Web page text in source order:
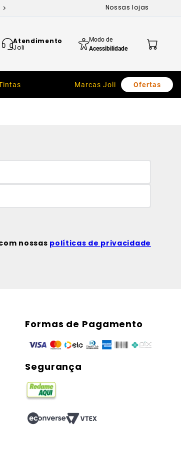
Nossas lojas
Atendimento
Joli
Modo de
Acessibilidade
Marcas Joli Ofertas
nossas políticas de privacidade
Formas de Pagamento
Segurança